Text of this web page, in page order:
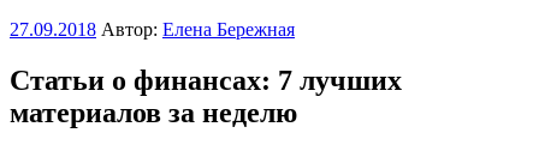
Опубликовано
27.09.2018 Автор: Елена Бережная
Статьи о финансах: 7 лучших
материалов за неделю